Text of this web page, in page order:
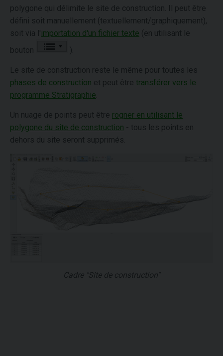
polygone qui délimite le site de construction. Il peut être
défini soit manuellement (textuellement/graphiquement),
soit via l'importation d'un fichier texte (en utilisant le
bouton
).
Le site de construction reste le même pour toutes les
phases de construction et peut être transférer vers le
programme Stratigraphie
Un nuage de points peut être rogner en utilisant le
polygone du site de construction - tous les points en
dehors du site seront supprimés.
Cadre "Site de construction"